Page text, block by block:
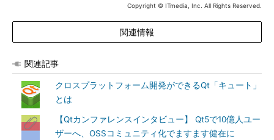
Copyright © ITmedia, Inc. All Rights Reserved.
関連情報
関連記事
クロスプラットフォーム開発ができるQt「キュート」
とは
【Qtカンファレンスインタビュー】 Qt5で10億人ユー
ザーへ、OSSコミュニティ化でますます健在に